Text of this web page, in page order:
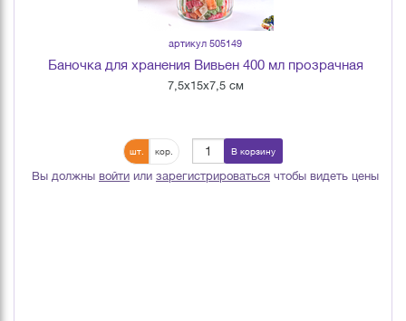
артикул 505149
Баночка для хранения Вивьен 400 мл прозрачная
7,5х15х7,5 см
шт. кор. В корзину
Вы должны войти или зарегистрироваться чтобы видеть цены